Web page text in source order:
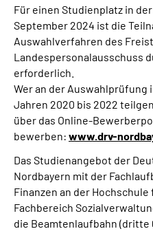
Mein
Für einen Studienplatz in
September 2024 ist die
Auswahlverfahren des
Landespersonalausschuss
erforderlich.
Wer an der Auswahlprüfung
Jahren 2020 bis 2022
über das Online-
bewerben: www.drv-
Das Studienangebot der
Nordbayern mit der
Finanzen an der
Fachbereich
die Beamtenlaufbahn (dritte